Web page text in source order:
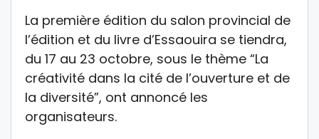
La première édition du salon provincial de
l’édition et du livre d’Essaouira se tiendra,
du 17 au 23 octobre, sous le thème “La
créativité dans la cité de l’ouverture et de
la diversité”, ont annoncé les
organisateurs.